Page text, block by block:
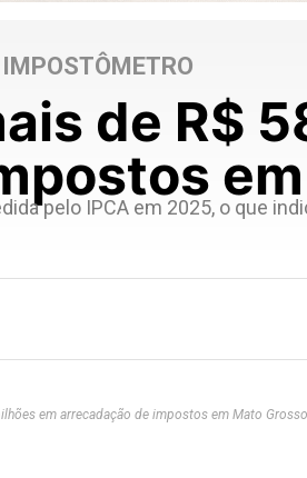
IMPOSTÔMETRO
de R$
pelo IPCA em 2025, o que
em arrecadação de impostos em Mato Grosso